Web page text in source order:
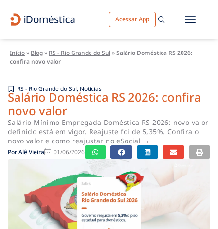
Acessar App
Início» Blog» RS - Rio Grande do Sul»Salário Doméstica RS 2026:
confira novo valor
RS - Rio Grande do Sul, Notícias
Salário Doméstica RS 2026: confira
novo valor
Salário Mínimo Empregada Doméstica RS 2026: novo valor
definido está em vigor. Reajuste foi de 5,35%. Confira o
novo valor e como reajustar no eSocial →
PorAlê Vieira 01/06/2026